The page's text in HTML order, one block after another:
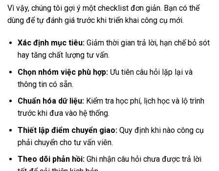
Vì vậy, chúng tôi gợi ý một checklist đơn giản. Bạn có thể
dùng để tự đánh giá trước khi triển khai công cụ mới.
Xác định mục tiêu:Giảm thời gian trả lời, hạn chế bỏ sót
hay tăng chất lượng tư vấn.
Chọn nhóm việc phù hợp:Ưu tiên câu hỏi lặp lại và
thông tin có sẵn.
Chuẩn hóa dữ liệu:Kiểm tra học phí, lịch học và lộ trình
trước khi đưa vào hệ thống.
Thiết lập điểm chuyển giao:Quy định khi nào công cụ
phải chuyển cho tư vấn viên.
Theo dõi phản hồi:Ghi nhận câu hỏi chưa được trả lời